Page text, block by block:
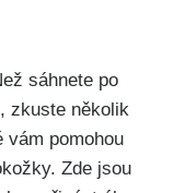
sáhnete‍ po
zkuste⁢ několik
pomohou
⁢Zde jsou